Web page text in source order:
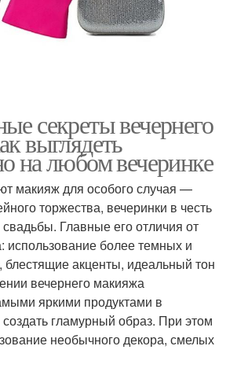
секреты вечернего
выглядеть
на любом вечеринке
макияж для особого случая —
торжества, вечеринки в честь
Главные его отличия от
использование более темных и
блестящие акценты, идеальный тон
вечернего макияжа
яркими продуктами в
создать гламурный образ. При этом
необычного декора, смелых